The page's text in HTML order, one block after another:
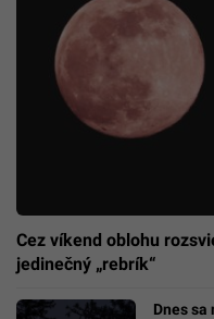
Cez víkend oblohu
jedinečný „rebrík“
Dnes sa